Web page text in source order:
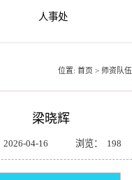
人事处
位置: 首页 > 师资队伍
梁晓辉
2026-04-16 浏览： 198